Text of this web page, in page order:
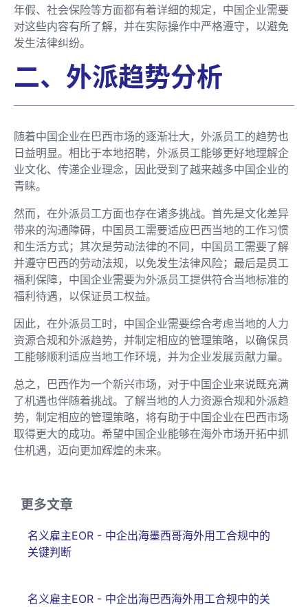
年假、社会保险等方面都有着详细的规定，中国企业需要
对这些内容有所了解，并在实际操作中严格遵守，以避免
发生法律纠纷。
二、外派趋势分析
随着中国企业在巴西市场的逐渐壮大，外派员工的趋势也
日益明显。相比于本地招聘，外派员工能够更好地理解企
业文化、传递企业理念，因此受到了越来越多中国企业的
青睐。
然而，在外派员工方面也存在诸多挑战。首先是文化差异
带来的沟通障碍，中国员工需要适应巴西当地的工作习惯
和生活方式；其次是劳动法律的不同，中国员工需要了解
并遵守巴西的劳动法规，以免发生法律风险；最后是员工
福利保障，中国企业需要为外派员工提供符合当地标准的
福利待遇，以保证员工权益。
因此，在外派员工时，中国企业需要综合考虑当地的人力
资源合规和外派趋势，并制定相应的管理策略，以确保员
工能够顺利适应当地工作环境，并为企业发展贡献力量。
总之，巴西作为一个新兴市场，对于中国企业来说既充满
了机遇也伴随着挑战。了解当地的人力资源合规和外派趋
势，制定相应的管理策略，将有助于中国企业在巴西市场
取得更大的成功。希望中国企业能够在海外市场开拓中抓
住机遇，迈向更加辉煌的未来。
更多文章
名义雇主EOR - 中企出海墨西哥海外用工合规中的
关键判断
名义雇主EOR - 中企出海巴西海外用工合规中的关